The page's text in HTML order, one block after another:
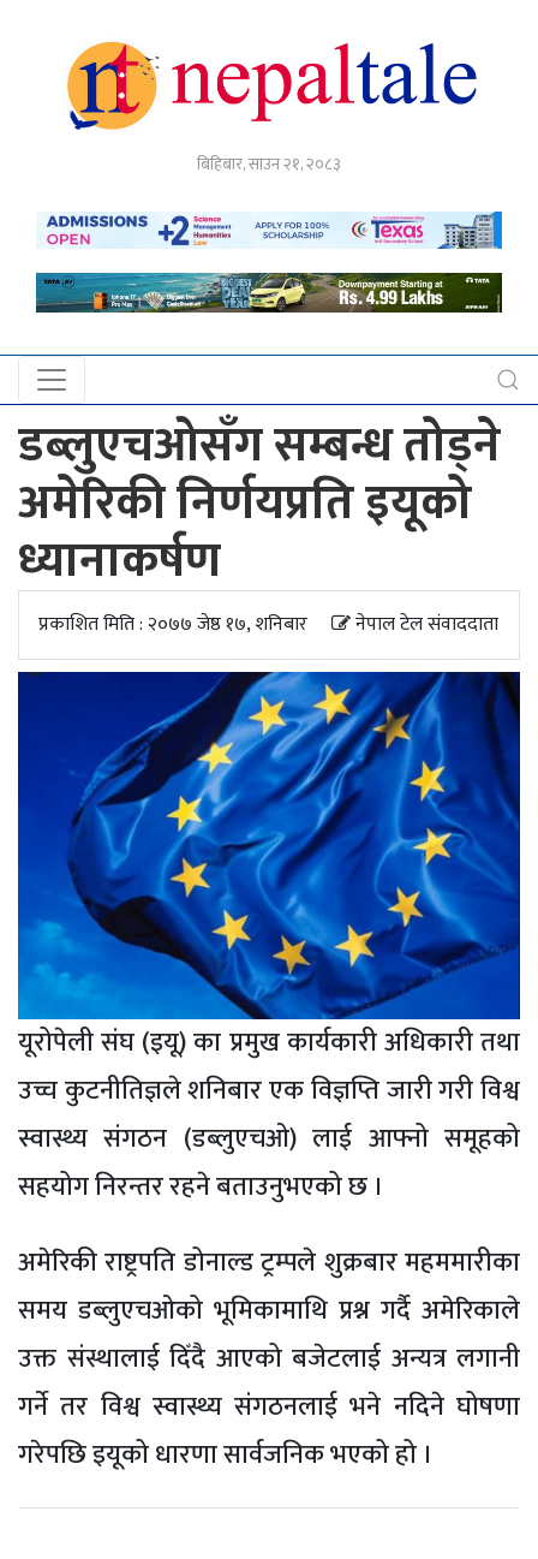
बिहिबार, साउन २१, २०८३
अर्थ
नेपाल
प्रदेश
खबर
अन्तर्राष्ट्रिय
युके
अपडेट
खेलकुद
स्वास्थ्य/
डब्लुएचओसँग सम्बन्ध तोड्ने
अमेरिकी निर्णयप्रति इयूको
ध्यानाकर्षण
प्रकाशित मिति : २०७७ जेष्ठ १७, शनिबार नेपाल टेल संवाददाता
यूरोपेली संघ (इयू) का प्रमुख कार्यकारी अधिकारी तथा
उच्च कुटनीतिज्ञले शनिबार एक विज्ञप्ति जारी गरी विश्व
स्वास्थ्य संगठन (डब्लुएचओ) लाई आफ्नो समूहको
सहयोग निरन्तर रहने बताउनुभएको छ ।
अमेरिकी राष्ट्रपति डोनाल्ड ट्रम्पले शुक्रबार महममारीका
समय डब्लुएचओको भूमिकामाथि प्रश्न गर्दै अमेरिकाले
उक्त संस्थालाई दिँदै आएको बजेटलाई अन्यत्र लगानी
गर्ने तर विश्व स्वास्थ्य संगठनलाई भने नदिने घोषणा
गरेपछि इयूको धारणा सार्वजनिक भएको हो ।